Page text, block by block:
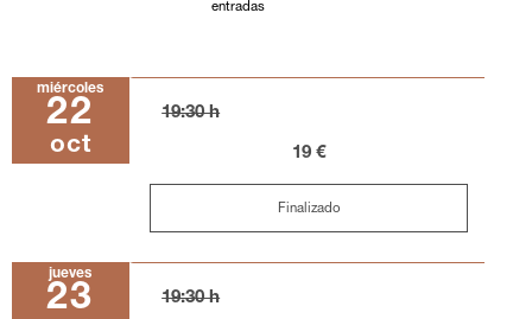
entradas
miércoles
22
oct
19:30 h
19 €
Finalizado
jueves
23 19:30 h